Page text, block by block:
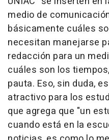
medio de
básicamente cuáles
necesitan manejarse
redacción para un
cuáles son los
pauta. Eso, sin duda,
atractivo para los
que agrega que "un
cuando está en la